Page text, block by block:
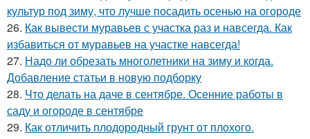
культур под зиму, что лучше посадить осенью на огороде
26. Как вывести муравьев с участка раз и навсегда. Как
избавиться от муравьев на участке навсегда!
27. Надо ли обрезать многолетники на зиму и когда.
Добавление статьи в новую подборку
28. Что делать на даче в сентябре. Осенние работы в
саду и огороде в сентябре
29. Как отличить плодородный грунт от плохого.